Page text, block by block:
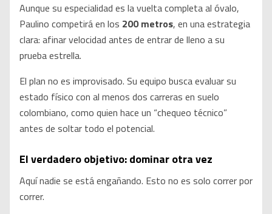
Aunque su especialidad es la vuelta completa al óvalo,
Paulino competirá en los 200 metros, en una estrategia
clara: afinar velocidad antes de entrar de lleno a su
prueba estrella.
El plan no es improvisado. Su equipo busca evaluar su
estado físico con al menos dos carreras en suelo
colombiano, como quien hace un “chequeo técnico”
antes de soltar todo el potencial.
El verdadero objetivo: dominar otra vez
Aquí nadie se está engañando. Esto no es solo correr por
correr.